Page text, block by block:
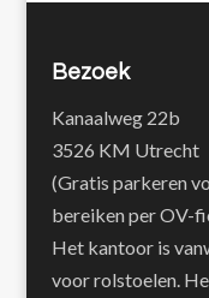
Bezoek
Kanaalweg 22b
3526 KM Utrecht
(Gratis parkeren
bereiken per OV-
Het kantoor is
voor rolstoelen.